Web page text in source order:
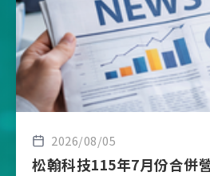
2026/08/05
松翰科技115年7月份合併